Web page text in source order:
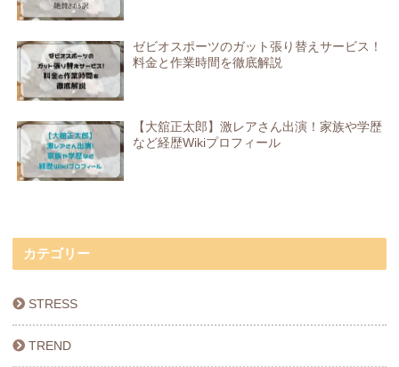
ゼビオスポーツのガット張り替えサービス！
料金と作業時間を徹底解説
【大舘正太郎】激レアさん出演！家族や学歴
など経歴Wikiプロフィール
カテゴリー
STRESS
TREND